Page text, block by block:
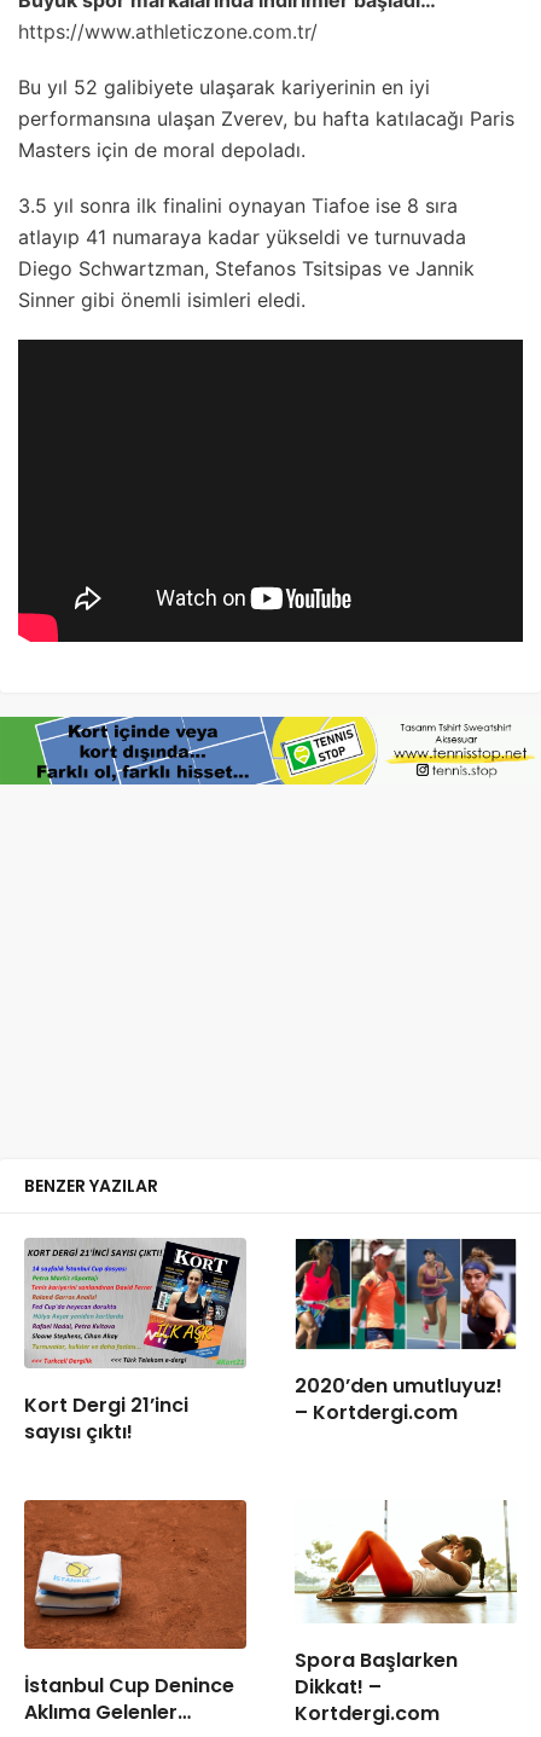
https://www.athleticzone.com.tr/
Bu yıl 52 galibiyete ulaşarak kariyerinin en iyi
performansına ulaşan Zverev, bu hafta katılacağı Paris
Masters için de moral depoladı.
3.5 yıl sonra ilk finalini oynayan Tiafoe ise 8 sıra
atlayıp 41 numaraya kadar yükseldi ve turnuvada
Diego Schwartzman, Stefanos Tsitsipas ve Jannik
Sinner gibi önemli isimleri eledi.
BENZER YAZILAR
Kort Dergi 21’inci
sayısı çıktı!
2020’den umutluyuz!
– Kortdergi.com
İstanbul Cup Denince
Aklıma Gelenler…
Spora Başlarken
Dikkat! –
Kortdergi.com